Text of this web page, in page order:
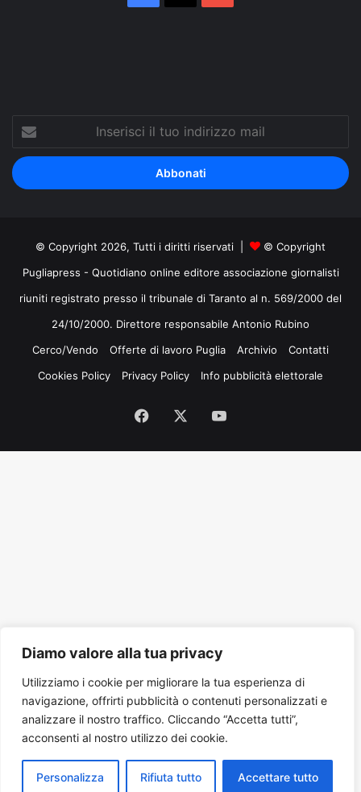
Diamo valore alla tua privacy
Utilizziamo i cookie per migliorare la tua esperienza di
navigazione, offrirti pubblicità o contenuti personalizzati e
analizzare il nostro traffico. Cliccando “Accetta tutti”,
acconsenti al nostro utilizzo dei cookie.
Personalizza Rifiuta tutto Accettare tutto
Inserisci
tuo
indirizzo
mail
© Copyright 2026, Tutti i diritti riservati |
© Copyright
Pugliapress - Quotidiano online editore associazione giornalisti
riuniti registrato presso il tribunale di Taranto al n. 569/2000 del
24/10/2000. Direttore responsabile Antonio Rubino
Cerco/Vendo
Offerte di lavoro Puglia Archivio
Contatti
Cookies Policy
Privacy Policy Info pubblicità elettorale
Facebook
Tube